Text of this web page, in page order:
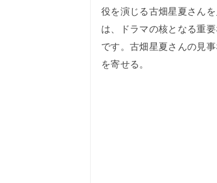
役を演じる古畑星夏さん
は、ドラマの核となる重
です。古畑星夏さんの見
を寄せる。